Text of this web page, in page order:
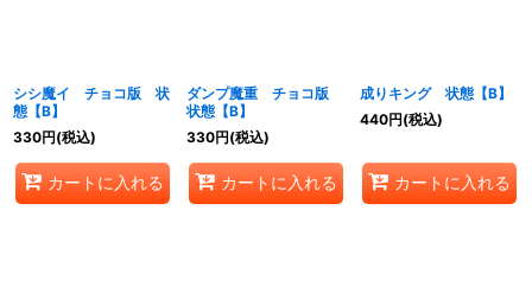
シシ魔イ チョコ版 状
態【B】
330円(税込)
カートに入れる
ダンプ魔重 チョコ版
状態【B】
330円(税込)
カートに入れる
成りキング 状態【B】
440円(税込)
カートに入れる